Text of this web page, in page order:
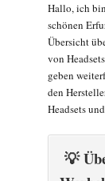
Hallo, ich bin
schönen
Übersicht
von
geben
den
Headsets
💡